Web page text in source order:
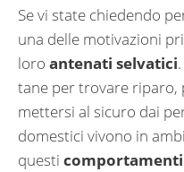
Se vi state chiedendo
una delle motivazioni
loro antenati selvatici.
tane per trovare riparo,
mettersi al sicuro dai
domestici vivono in
questi